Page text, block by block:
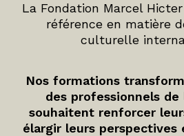
La Fondation Marcel
référence en matière
culturelle
Nos formations
des professionnels
souhaitent renforcer
élargir leurs perspectives